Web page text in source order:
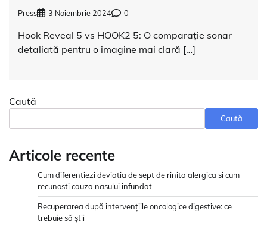
Press 3 Noiembrie 2024 0
Hook Reveal 5 vs HOOK2 5: O comparație sonar
detaliată pentru o imagine mai clară […]
Caută
Caută
Articole recente
Cum diferentiezi deviatia de sept de rinita alergica si cum
recunosti cauza nasului infundat
Recuperarea după intervențiile oncologice digestive: ce
trebuie să știi